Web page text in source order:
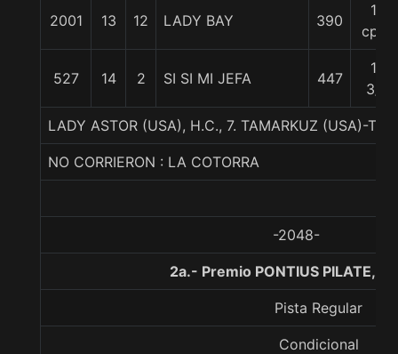
2001 13 12 LADY BAY 390
10
cpos
527 14 2 SI SI MI JEFA 447
16
3/4
LADY ASTOR (USA), H.C., 7. TAMARKUZ (USA)-
NO CORRIERON : LA COTORRA
-2048-
2a.- Premio PONTIUS PILATE,
Pista Regular
Condicional